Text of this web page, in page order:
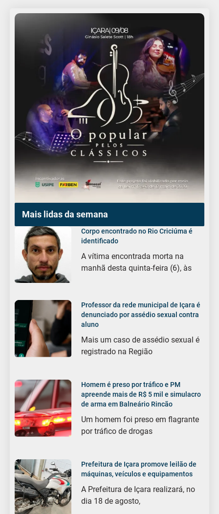
Mais lidas da semana
Corpo encontrado no Rio Criciúma é
identificado
A vítima encontrada morta na
manhã desta quinta-feira (6), às
Professor da rede municipal de Içara é
denunciado por assédio sexual contra
aluno
Mais um caso de assédio sexual é
registrado na Região
Homem é preso por tráfico e PM
apreende mais de R$ 5 mil e simulacro
de arma em Balneário Rincão
Um homem foi preso em flagrante
por tráfico de drogas
Prefeitura de Içara promove leilão de
máquinas, veículos e equipamentos
A Prefeitura de Içara realizará, no
dia 18 de agosto,